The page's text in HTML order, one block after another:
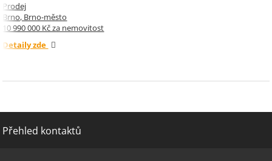
Prodej
Brno, Brno-město
10 990 000 Kč za nemovitost
Detaily zde
Přehled kontaktů